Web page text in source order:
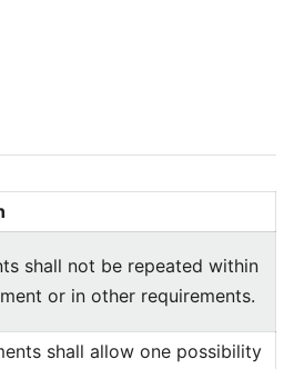
shall not be repeated within
or in other requirements.
shall allow one possibility